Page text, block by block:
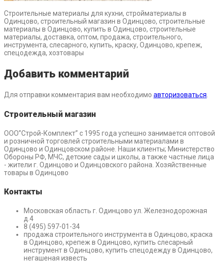
Строительные материалы для кухни, стройматериалы в
Одинцово, строительный магазин в Одинцово, строительные
материалы в Одинцово, купить в Одинцово, строительные
материалы, доставка, оптом, продажа, строительного,
инструмента, слесарного, купить, краску, Одинцово, крепеж,
спецодежда, хозтовары
Добавить комментарий
Для отправки комментария вам необходимо авторизоваться.
Строительный магазин
ООО”Строй-Комплект” с 1995 года успешно занимается оптовой
и розничной торговлей строительными материалами в
Одинцово и Одинцовском районе. Наши клиенты; Министерство
Обороны РФ, МЧС, детские сады и школы, а также частные лица
- жители г. Одинцово и Одинцовского района. Хозяйственные
товары в Одинцово
Контакты
Московская область г. Одинцово ул. Железнодорожная
д.4
8 (495) 597-01-34
продажа строительного инструмента в Одинцово, краска
в Одинцово, крепеж в Одинцово, купить слесарный
инструмент в Одинцово, купить спецодежду в Одинцово,
негашеная известь